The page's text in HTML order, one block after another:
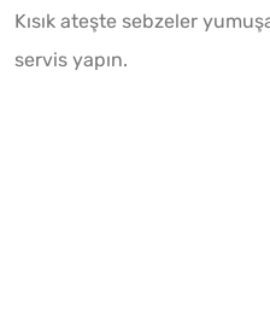
Kısık ateşte sebzeler
servis yapın.